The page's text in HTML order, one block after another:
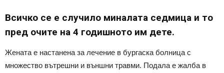
Всичко се е случило миналата седмица и то
пред очите на 4 годишното им дете.
Жената е настанена за лечение в бургаска болница с
множество вътрешни и външни травми. Подала е жалба в